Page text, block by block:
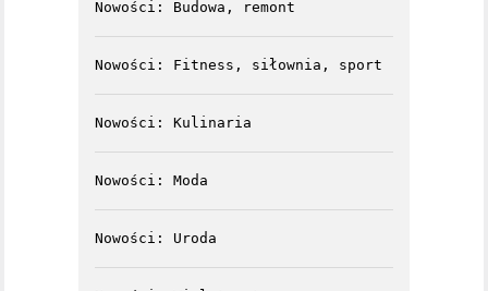
Nowości: Budowa, remont
Nowości: Fitness, siłownia, sport
Nowości: Kulinaria
Nowości: Moda
Nowości: Uroda